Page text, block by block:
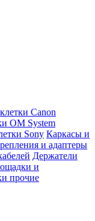
Canon
OM System
Sony Каркасы и
и адаптеры
Держатели
и
прочие